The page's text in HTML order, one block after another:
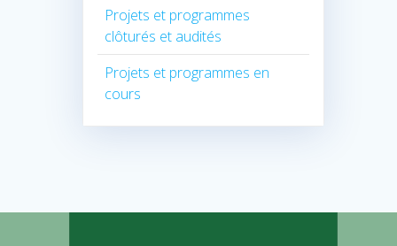
Projets et programmes
clôturés et audités
Projets et programmes en
cours